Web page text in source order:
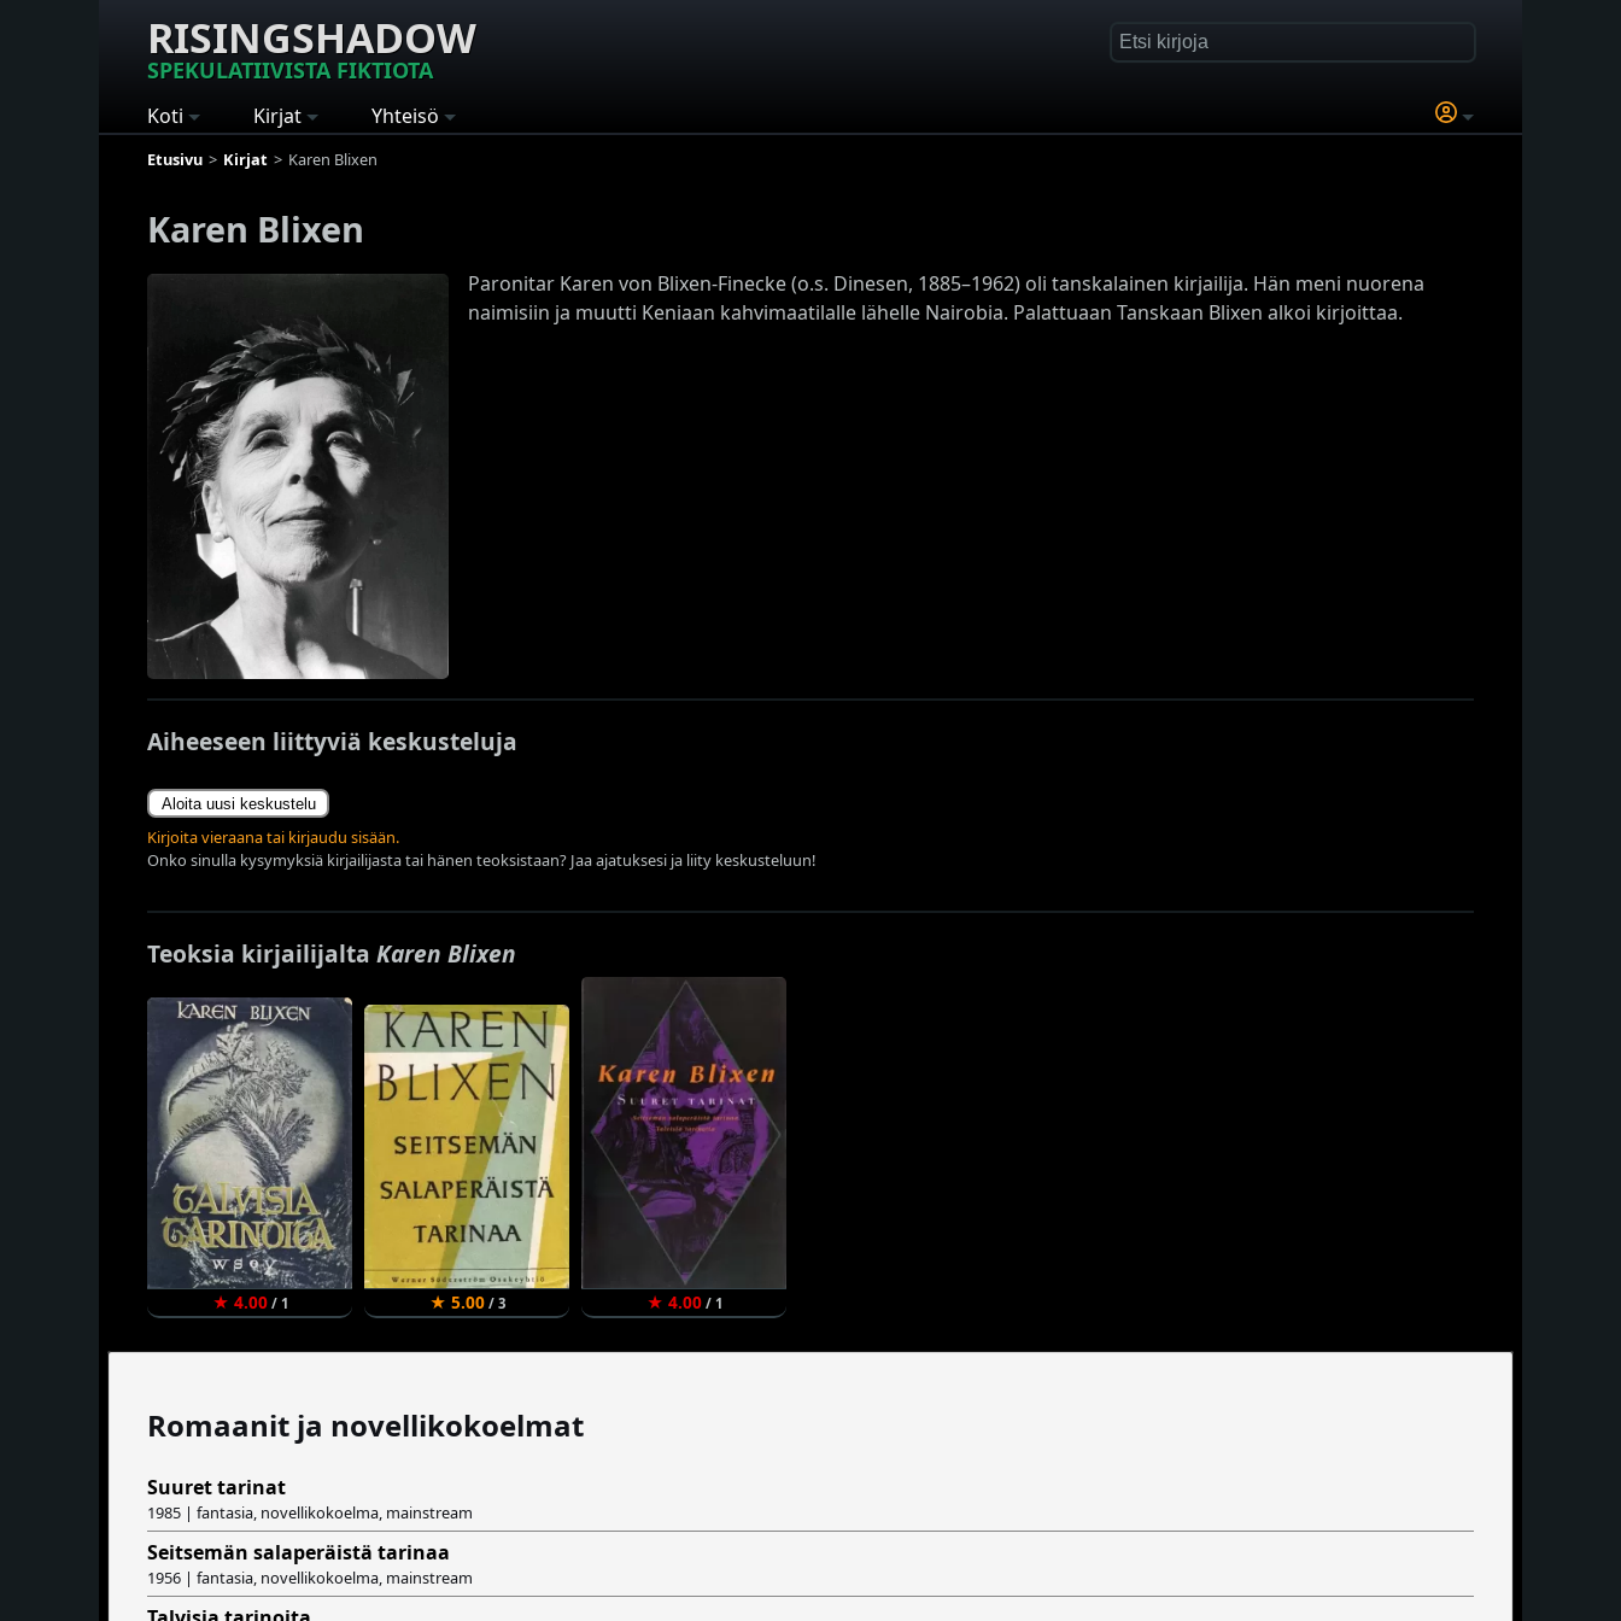
RISINGSHADOW
SPEKULATIIVISTA FIKTIOTA
Koti Kirjat Yhteisö
Etusivu Kirjat Karen Blixen
Karen Blixen
Paronitar Karen von Blixen-Finecke (o.s. Dinesen, 1885–1962) oli tanskalainen kirjailija. Hän meni nuorena
naimisiin ja muutti Keniaan kahvimaatilalle lähelle Nairobia. Palattuaan Tanskaan Blixen alkoi kirjoittaa.
Aiheeseen liittyviä keskusteluja
Aloita uusi keskustelu
Kirjoita vieraana tai kirjaudu sisään.
Onko sinulla kysymyksiä kirjailijasta tai hänen teoksistaan? Jaa ajatuksesi ja liity keskusteluun!
Teoksia kirjailijalta Karen Blixen
★ 4.00/ 1 ★ 5.00/ 3 ★ 4.00/ 1
Romaanit ja novellikokoelmat
Suuret tarinat
1985 | fantasia, novellikokoelma, mainstream
Seitsemän salaperäistä tarinaa
1956 | fantasia, novellikokoelma, mainstream